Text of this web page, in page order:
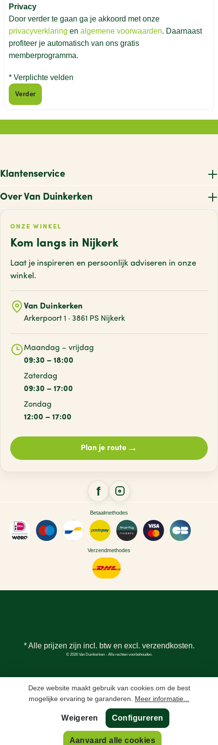
Privacy
Door verder te gaan ga je akkoord met onze
privacyverklaring en algemene voorwaarden. Daarnaast
profiteer je automatisch van ons gratis
memberprogramma.
* Verplichte velden
Verder
Klantenservice
Over Van Duinkerken
ONZE WINKEL
Kom langs in Nijkerk
Laat je inspireren en persoonlijk adviseren in onze
winkel.
Van Duinkerken
Arkerpoort 1 · 3861 PS Nijkerk
Maandag – vrijdag
09:30 – 18:00
Zaterdag
09:30 – 17:00
Zondag
12:00 – 17:00
Plan je route→
Betaalmethodes
Verzendmethodes
* Alle prijzen zijn incl. btw en excl. verzendkosten.
© 2026 Van Duinkerken - Alle rechten voorbehouden.
Deze website maakt gebruik van cookies om de best
mogelijke ervaring te garanderen. Meer informatie...
Weigeren Configureren
Aanvaard alle cookies